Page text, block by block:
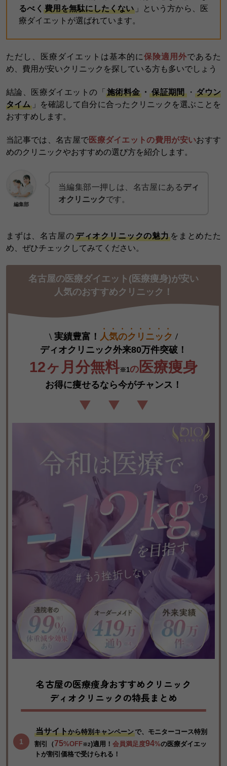
るべく 費用を無駄にしたくない 」という方から、医
療ダイエットが選ばれています。
ただし、医療ダイエットは基本的に保険適用外であるた
め、費用が安いクリニックを探している方も多いでしょう
結論、医療ダイエットの「 施術料金・ 保証期間 ・ダウン
タイム」を確認して自分に合ったクリニックを選ぶことを
おすすめします。
当記事では、名古屋で医療ダイエットの費用が安いおすす
めのクリニックやおすすめの選び方を紹介します。
編集部
当編集部一押しは、名古屋にあるディ
オクリニックです。
まずは、名古屋のディオクリニックの魅力をまとめたた
め、ぜひチェックしてみてください。
名古屋の医療ダイエット(医療痩身)が安い
人気のおすすめクリニック！
\ 実績豊富！ 人気のクリニック /
12ヶ月分無料※1の 医療痩身
お得に痩せるなら今がチャンス！
名古屋の医療痩身おすすめクリニック
ディオクリニックの特長まとめ
当サイトから特別キャンペーンで、 モニターコース特別
割引
（75%OFF※2)適用！ 会員満足度94%の医療ダイエッ
トが割引価格で受けられる！